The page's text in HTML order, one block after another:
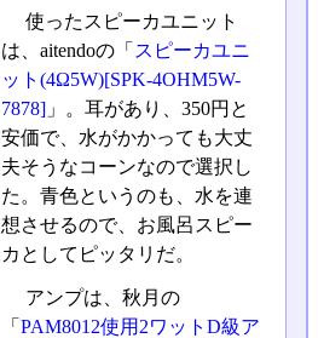
使ったスピーカユニット
は、aitendoの「 スピーカユニ
ット(4Ω5W)[SPK-4OHM5W-
7878]」。耳があり、350円と
安価で、水がかかっても大丈
夫そうなコーンなので選択し
た。青色というのも、水を連
想させるので、お風呂スピー
カとしてピッタリだ。
アンプは、秋月の
「 PAM8012使用2ワットD級ア